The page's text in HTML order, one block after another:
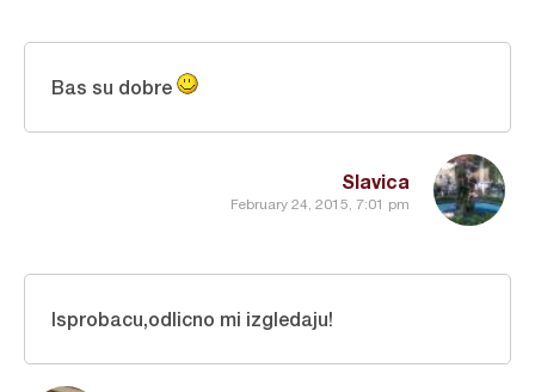
Slavica
February 24, 2015, 7:01 pm
Bas su dobre
Isprobacu,odlicno mi izgledaju!